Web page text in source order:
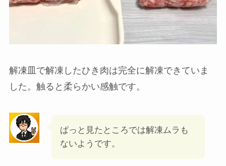
扱う料理次第ではこの時点で使用
しても問題ないかもしれません。
自然解凍の方はまだ冷凍状態といった感じです。